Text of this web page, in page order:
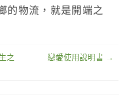
的物流，就是開端之
之
戀愛使用說明書 →